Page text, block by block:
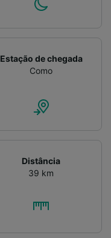
Estação de chegada
Como
Distância
39 km